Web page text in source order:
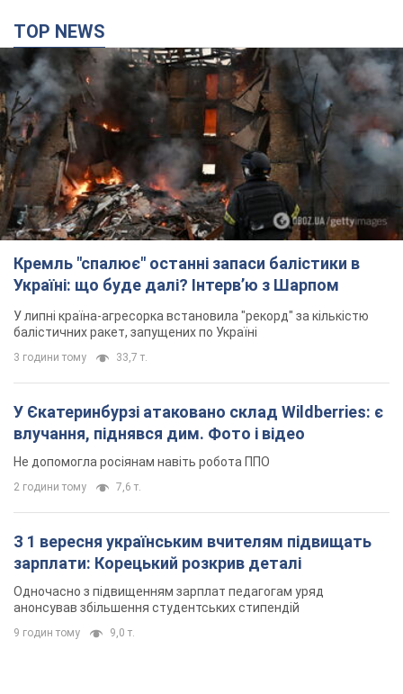
TOP NEWS
Кремль "спалює" останні запаси балістики в
Україні: що буде далі? Інтерв’ю з Шарпом
У липні країна-агресорка встановила "рекорд" за кількістю
балістичних ракет, запущених по Україні
3 години тому 33,7 т.
У Єкатеринбурзі атаковано склад Wildberries: є
влучання, піднявся дим. Фото і відео
Не допомогла росіянам навіть робота ППО
2 години тому 7,6 т.
З 1 вересня українським вчителям підвищать
зарплати: Корецький розкрив деталі
Одночасно з підвищенням зарплат педагогам уряд
анонсував збільшення студентських стипендій
9 годин тому 9,0 т.